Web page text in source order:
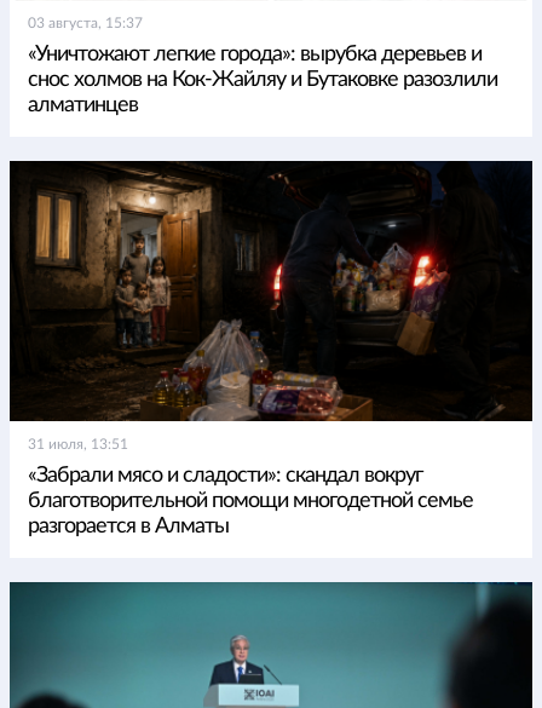
03 августа, 15:37
«Уничтожают легкие города»: вырубка деревьев и
снос холмов на Кок-Жайляу и Бутаковке разозлили
алматинцев
31 июля, 13:51
«Забрали мясо и сладости»: скандал вокруг
благотворительной помощи многодетной семье
разгорается в Алматы